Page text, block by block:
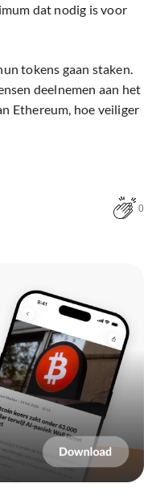
dat nodig is voor
tokens gaan staken.
deelnemen aan het
Ethereum, hoe veiliger
0